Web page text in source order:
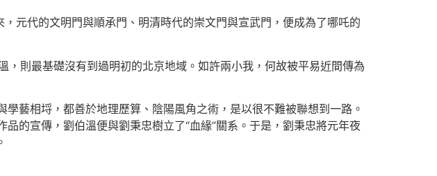
元代的文明門與順承門、明清時代的崇文門與宣武門，便成為了哪吒的
則最基礎沒有到過明初的北京地域。如許兩小我，何故被平易近間傳為
藝相埒，都善於地理歷算、陰陽風角之術，是以很不難被聯想到一路。
的宣傳，劉伯溫便與劉秉忠樹立了“血緣”關系。于是，劉秉忠將元年夜